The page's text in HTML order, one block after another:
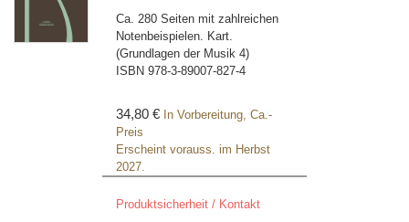
Ca. 280 Seiten mit zahlreichen
Notenbeispielen. Kart.
(Grundlagen der Musik 4)
ISBN 978-3-89007-827-4
34,80 € In Vorbereitung, Ca.-
Preis
Erscheint vorauss. im Herbst
2027.
Produktsicherheit / Kontakt